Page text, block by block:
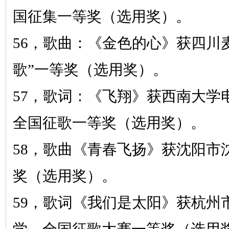
国征集一等奖（选用奖）。
56， 歌曲：《金色的心》 获四川
歌”一等奖（选用奖）。
57， 歌词：《飞翔》 获西南大学
全国征歌一等奖（选用奖）。
58， 歌曲《青春飞扬》 获沈阳市
奖（选用奖）。
59， 歌词《我们是太阳》 获杭州